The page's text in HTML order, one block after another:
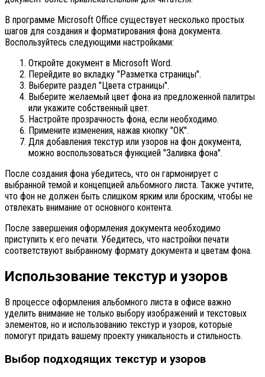
В программе Microsoft Office существует несколько простых
шагов для создания и форматирования фона документа.
Воспользуйтесь следующими настройками:
Откройте документ в Microsoft Word.
Перейдите во вкладку "Разметка страницы".
Выберите раздел "Цвета страницы".
Выберите желаемый цвет фона из предложенной палитры
или укажите собственный цвет.
Настройте прозрачность фона, если необходимо.
Примените изменения, нажав кнопку "ОК".
Для добавления текстур или узоров на фон документа,
можно воспользоваться функцией "Заливка фона".
После создания фона убедитесь, что он гармонирует с
выбранной темой и концепцией альбомного листа. Также учтите,
что фон не должен быть слишком ярким или броским, чтобы не
отвлекать внимание от основного контента.
После завершения оформления документа необходимо
приступить к его печати. Убедитесь, что настройки печати
соответствуют выбранному формату документа и цветам фона.
Использование текстур и узоров
В процессе оформления альбомного листа в офисе важно
уделить внимание не только выбору изображений и текстовых
элементов, но и использованию текстур и узоров, которые
помогут придать вашему проекту уникальность и стильность.
Выбор подходящих текстур и узоров